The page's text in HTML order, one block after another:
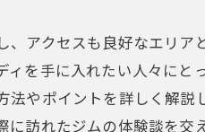
、アクセスも良好なエリ
ィを手に入れたい人々に
法やポイントを詳しく解
に訪れたジムの体験談を